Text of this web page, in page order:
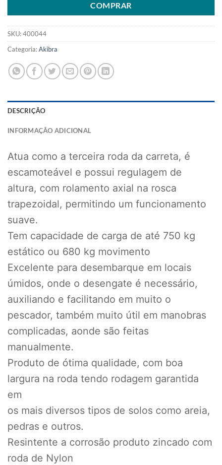
COMPRAR
SKU:400044
Categoria:Akibra
DESCRIÇÃO
INFORMAÇÃO ADICIONAL
Atua como a terceira roda da carreta, é
escamoteável e possui regulagem de
altura, com rolamento axial na rosca
trapezoidal, permitindo um funcionamento
suave.
Tem capacidade de carga de até 750 kg
estático ou 680 kg movimento
Excelente para desembarque em locais
úmidos, onde o desengate é necessário,
auxiliando e facilitando em muito o
pescador, também muito útil em manobras
complicadas, aonde são feitas
manualmente.
Produto de ótima qualidade, com boa
largura na roda tendo rodagem garantida
em
os mais diversos tipos de solos como areia,
pedras e outros.
Resintente a corrosão produto zincado com
roda de Nylon